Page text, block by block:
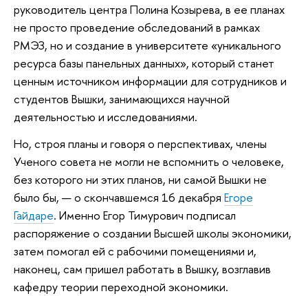
руководитель центра Полина Козырева, в ее планах
не просто проведение обследований в рамках
РМЭЗ, но и создание в университете «уникального
ресурса базы панельных данных», который станет
ценным источником информации для сотрудников и
студентов Вышки, занимающихся научной
деятельностью и исследованиями.
Но, строя планы и говоря о перспективах, члены
Ученого совета не могли не вспомнить о человеке,
без которого ни этих планов, ни самой Вышки не
было бы, — о скончавшемся 16 декабря Егоре
Гайдаре. Именно Егор Тимурович подписал
распоряжение о создании Высшей школы экономики,
затем помогал ей с рабочими помещениями и,
наконец, сам пришел работать в Вышку, возглавив
кафедру теории переходной экономики.